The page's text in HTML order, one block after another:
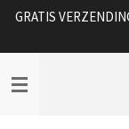
Ga
naar
de
hoofdinhoud
GRATIS